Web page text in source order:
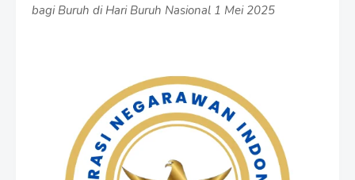
bagi Buruh di Hari Buruh Nasional 1 Mei 2025